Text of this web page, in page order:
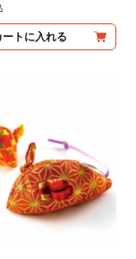
ートに入れる